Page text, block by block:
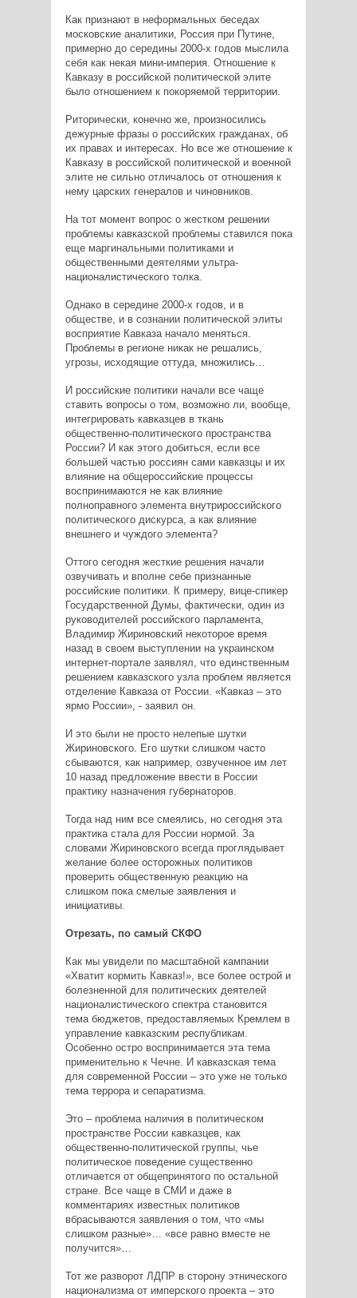
Как признают в неформальных беседах
московские аналитики, Россия при Путине,
примерно до середины 2000-х годов мыслила
себя как некая мини-империя. Отношение к
Кавказу в российской политической элите
было отношением к покоряемой территории.
Риторически, конечно же, произносились
дежурные фразы о российских гражданах, об
их правах и интересах. Но все же отношение к
Кавказу в российской политической и военной
элите не сильно отличалось от отношения к
нему царских генералов и чиновников.
На тот момент вопрос о жестком решении
проблемы кавказской проблемы ставился пока
еще маргинальными политиками и
общественными деятелями ультра-
националистического толка.
Однако в середине 2000-х годов, и в
обществе, и в сознании политической элиты
восприятие Кавказа начало меняться.
Проблемы в регионе никак не решались,
угрозы, исходящие оттуда, множились…
И российские политики начали все чаще
ставить вопросы о том, возможно ли, вообще,
интегрировать кавказцев в ткань
общественно-политического пространства
России? И как этого добиться, если все
большей частью россиян сами кавказцы и их
влияние на общероссийские процессы
воспринимаются не как влияние
полноправного элемента внутрироссийского
политического дискурса, а как влияние
внешнего и чуждого элемента?
Оттого сегодня жесткие решения начали
озвучивать и вполне себе признанные
российские политики. К примеру, вице-спикер
Государственной Думы, фактически, один из
руководителей российского парламента,
Владимир Жириновский некоторое время
назад в своем выступлении на украинском
интернет-портале заявлял, что единственным
решением кавказского узла проблем является
отделение Кавказа от России. «Кавказ – это
ярмо России», - заявил он.
И это были не просто нелепые шутки
Жириновского. Его шутки слишком часто
сбываются, как например, озвученное им лет
10 назад предложение ввести в России
практику назначения губернаторов.
Тогда над ним все смеялись, но сегодня эта
практика стала для России нормой. За
словами Жириновского всегда проглядывает
желание более осторожных политиков
проверить общественную реакцию на
слишком пока смелые заявления и
инициативы.
Отрезать, по самый СКФО
Как мы увидели по масштабной кампании
«Хватит кормить Кавказ!», все более острой и
болезненной для политических деятелей
националистического спектра становится
тема бюджетов, предоставляемых Кремлем в
управление кавказским республикам.
Особенно остро воспринимается эта тема
применительно к Чечне. И кавказская тема
для современной России – это уже не только
тема террора и сепаратизма.
Это – проблема наличия в политическом
пространстве России кавказцев, как
общественно-политической группы, чье
политическое поведение существенно
отличается от общепринятого по остальной
стране. Все чаще в СМИ и даже в
комментариях известных политиков
вбрасываются заявления о том, что «мы
слишком разные»… «все равно вместе не
получится»…
Тот же разворот ЛДПР в сторону этнического
национализма от имперского проекта – это